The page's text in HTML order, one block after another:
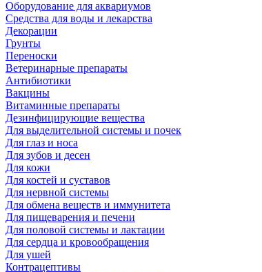
Оборудование для аквариумов
Средства для воды и лекарства
Декорации
Грунты
Переноски
Ветеринарные препараты
Антибиотики
Вакцины
Витаминные препараты
Дезинфицирующие вещества
Для выделительной системы и почек
Для глаз и носа
Для зубов и десен
Для кожи
Для костей и суставов
Для нервной системы
Для обмена веществ и иммунитета
Для пищеварения и печени
Для половой системы и лактации
Для сердца и кровообращения
Для ушей
Контрацептивы